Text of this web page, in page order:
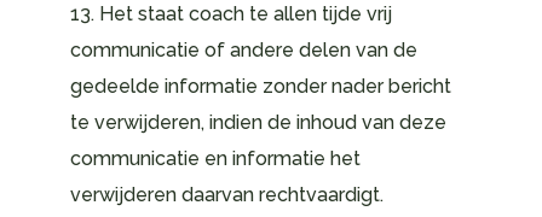
13. Het staat coach te allen tijde vrij
communicatie of andere delen van de
gedeelde informatie zonder nader bericht
te verwijderen, indien de inhoud van deze
communicatie en informatie het
verwijderen daarvan rechtvaardigt.